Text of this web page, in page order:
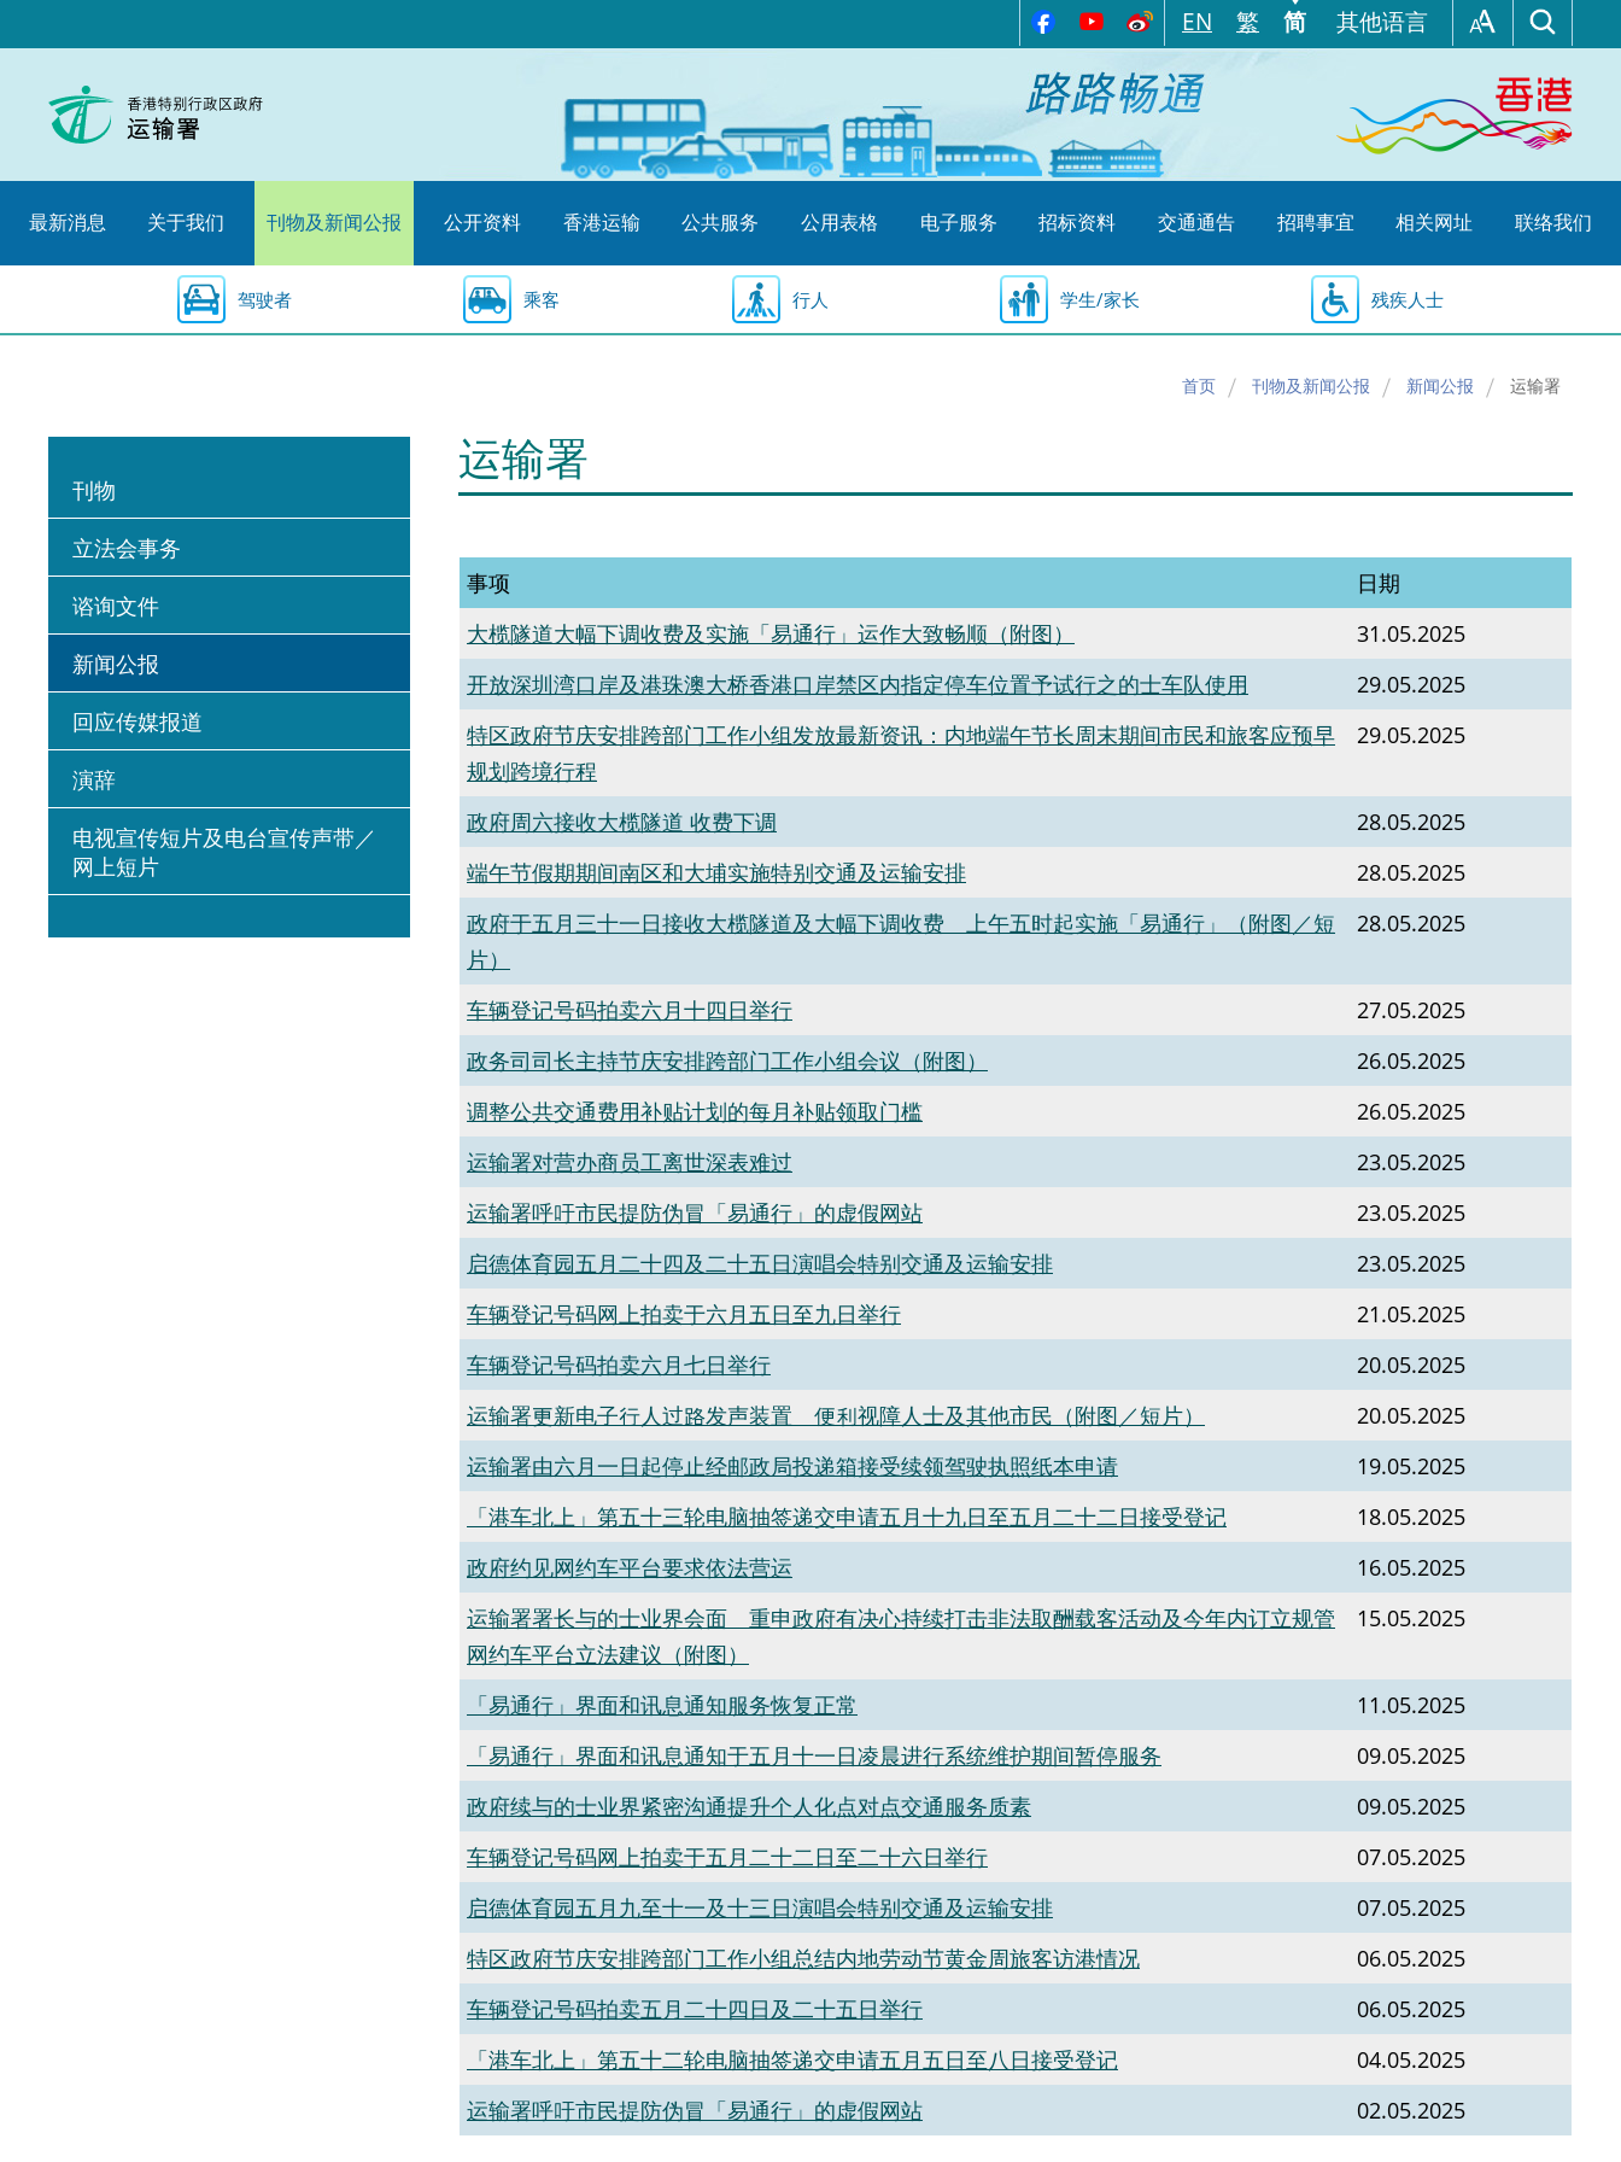
至
始
EN 繁 简 其他语言
最新消息 关于我们 刊物及新闻公报 公开资料 香港运输 公共服务 公用表格 电子服务 招标资料 交通通告 招聘事宜 相关网址 联络我们
驾驶者 乘客 行人 学生/家长 残疾人士
首页 刊物及新闻公报 新闻公报 运输署
刊物
立法会事务
谘询文件
新闻公报
回应传媒报道
演辞
电视宣传短片及电台宣传声带／
网上短片
运输署
事项
日期
大榄隧道大幅下调收费及实施「易通行」运作大致畅顺（附图）
31.05.2025
开放深圳湾口岸及港珠澳大桥香港口岸禁区内指定停车位置予试行之的士车队使用
29.05.2025
特区政府节庆安排跨部门工作小组发放最新资讯：内地端午节长周末期间市民和旅客应预早
规划跨境行程
29.05.2025
政府周六接收大榄隧道 收费下调
28.05.2025
端午节假期期间南区和大埔实施特别交通及运输安排
28.05.2025
政府于五月三十一日接收大榄隧道及大幅下调收费 上午五时起实施「易通行」（附图／短
片）
28.05.2025
车辆登记号码拍卖六月十四日举行
27.05.2025
政务司司长主持节庆安排跨部门工作小组会议（附图）
26.05.2025
调整公共交通费用补贴计划的每月补贴领取门槛
26.05.2025
运输署对营办商员工离世深表难过
23.05.2025
运输署呼吁市民提防伪冒「易通行」的虚假网站
23.05.2025
启德体育园五月二十四及二十五日演唱会特别交通及运输安排
23.05.2025
车辆登记号码网上拍卖于六月五日至九日举行
21.05.2025
车辆登记号码拍卖六月七日举行
20.05.2025
运输署更新电子行人过路发声装置 便利视障人士及其他市民（附图／短片）
20.05.2025
运输署由六月一日起停止经邮政局投递箱接受续领驾驶执照纸本申请
19.05.2025
「港车北上」第五十三轮电脑抽签递交申请五月十九日至五月二十二日接受登记
18.05.2025
政府约见网约车平台要求依法营运
16.05.2025
运输署署长与的士业界会面 重申政府有决心持续打击非法取酬载客活动及今年内订立规管
网约车平台立法建议（附图）
15.05.2025
「易通行」界面和讯息通知服务恢复正常
11.05.2025
「易通行」界面和讯息通知于五月十一日凌晨进行系统维护期间暂停服务
09.05.2025
政府续与的士业界紧密沟通提升个人化点对点交通服务质素
09.05.2025
车辆登记号码网上拍卖于五月二十二日至二十六日举行
07.05.2025
启德体育园五月九至十一及十三日演唱会特别交通及运输安排
07.05.2025
​特区政府节庆安排跨部门工作小组总结内地劳动节黄金周旅客访港情况
06.05.2025
车辆登记号码拍卖五月二十四日及二十五日举行
06.05.2025
「港车北上」第五十二轮电脑抽签递交申请五月五日至八日接受登记
04.05.2025
运输署呼吁市民提防伪冒「易通行」的虚假网站
02.05.2025